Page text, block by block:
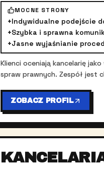
MOCNE STRONY
+Indywidualne podejście
+Szybka i sprawna
+Jasne wyjaśnianie
Klienci oceniają kancelarię
spraw prawnych. Zespół jest
ZOBACZ PROFIL